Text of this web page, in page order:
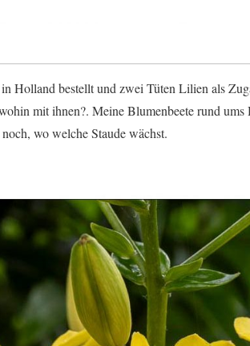
Holland bestellt und zwei Tüten Lilien als
mit ihnen?. Meine Blumenbeete rund
wo welche Staude wächst.